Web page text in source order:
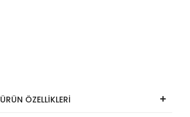
ÜRÜN ÖZELLİKLERİ